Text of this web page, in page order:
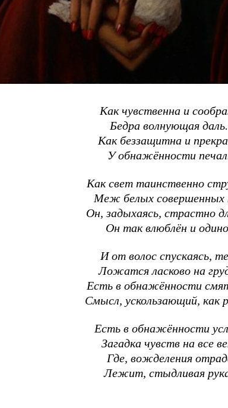
Как чувственна и
Бедра волнующая
Как беззащитна и
У обнажённости
Как свет таинственно
Меж белых совершенных
Он, задыхаясь, страстно
Он так влюблён и
И от волос спускаясь,
Ложатся ласково на
Есть в обнажённости
Смысл, ускользающий, как
Есть в обнажённости
Загадка чувств на все
Где, вожделения
Лежит, стыдливая